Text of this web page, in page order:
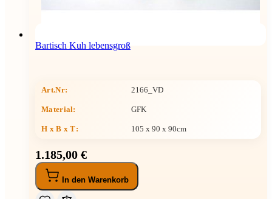
Bartisch Kuh lebensgroß
Art.Nr: 2166_VD
Material: GFK
H x B x T: 105 x 90 x 90cm
1.185,00 €
In den Warenkorb